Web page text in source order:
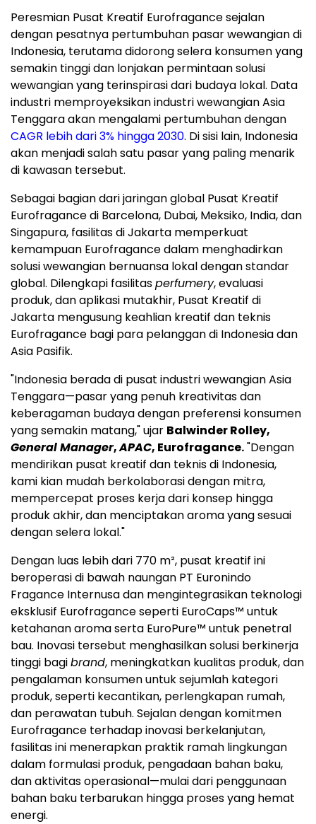
Peresmian Pusat Kreatif Eurofragance sejalan
dengan pesatnya pertumbuhan pasar wewangian di
Indonesia, terutama didorong selera konsumen yang
semakin tinggi dan lonjakan permintaan solusi
wewangian yang terinspirasi dari budaya lokal. Data
industri memproyeksikan industri wewangianAsia
Tenggaraakan mengalami pertumbuhan dengan
CAGR lebih dari 3% hingga 2030. Di sisi lain, Indonesia
akan menjadi salah satu pasar yang paling menarik
di kawasan tersebut.
Sebagai bagian dari jaringan global Pusat Kreatif
Eurofragance di Barcelona, Dubai, Meksiko, India, dan
Singapura, fasilitas diJakarta memperkuat
kemampuan Eurofragance dalam menghadirkan
solusi wewangian bernuansa lokal dengan standar
global. Dilengkapi fasilitasperfumery, evaluasi
produk, dan aplikasi mutakhir, Pusat Kreatif di
Jakarta mengusung keahlian kreatif dan teknis
Eurofragance bagi para pelanggan di Indonesiadan
Asia Pasifik.
"Indonesia berada di pusat industri wewangian Asia
Tenggara—pasar yang penuh kreativitas dan
keberagaman budaya dengan preferensi konsumen
yang semakin matang," ujar Balwinder Rolley,
General Manager,APAC, Eurofragance."Dengan
mendirikan pusat kreatif dan teknis di Indonesia,
kami kian mudah berkolaborasi dengan mitra,
mempercepat proses kerja dari konsep hingga
produk akhir, dan menciptakan aroma yang sesuai
dengan selera lokal."
Dengan luas lebih dari 770 m², pusat kreatif ini
beroperasi di bawah naungan PT Euronindo
Fragance Internusa dan mengintegrasikan teknologi
eksklusif Eurofragance seperti EuroCaps™ untuk
ketahanan aroma serta EuroPure™ untuk penetral
bau. Inovasi tersebut menghasilkan solusi berkinerja
tinggi bagibrand, meningkatkan kualitas produk, dan
pengalaman konsumen untuk sejumlah kategori
produk, seperti kecantikan, perlengkapan rumah,
dan perawatan tubuh. Sejalan dengan komitmen
Eurofragance terhadap inovasi berkelanjutan,
fasilitas ini menerapkan praktik ramah lingkungan
dalam formulasi produk, pengadaan bahan baku,
dan aktivitas operasional—mulai dari penggunaan
bahan baku terbarukan hingga proses yang hemat
energi.